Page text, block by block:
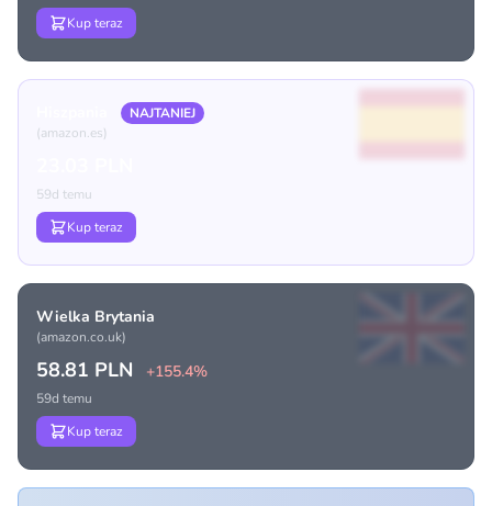
Kup teraz
NAJTANIEJ
(amazon.es)
59d temu
Kup teraz
Wielka Brytania
(amazon.co.uk)
58.81 PLN +155.4%
59d temu
Kup teraz